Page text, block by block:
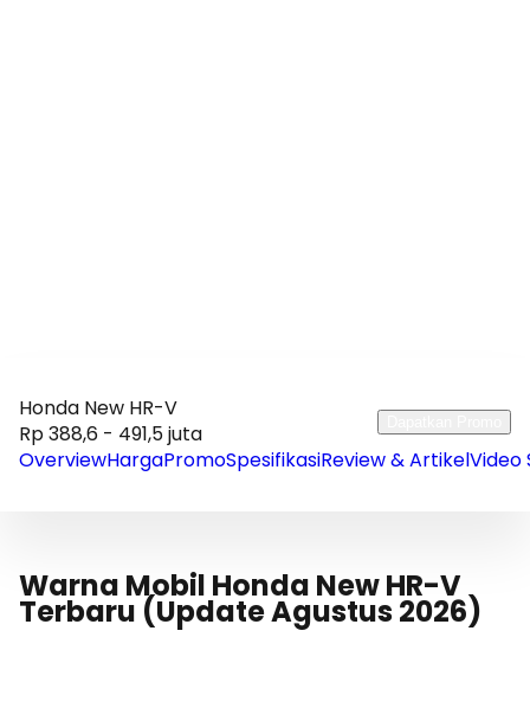
Honda New HR-V
Rp 388,6 - 491,5 juta
OverviewHargaPromoSpesifikasiReview & ArtikelVideo
Warna Mobil Honda New HR-V
Terbaru (Update Agustus 2026)